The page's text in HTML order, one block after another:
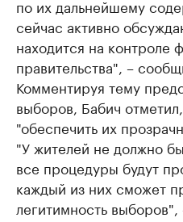
по их дальнейшему
сейчас активно
находится на контроле
правительства", –
Комментируя тему
выборов, Бабич
"обеспечить их
"У жителей не должно
все процедуры будут
каждый из них сможет
легитимность выборов",